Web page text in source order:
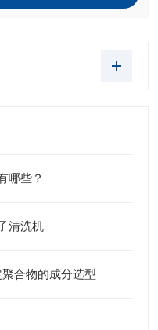
哪些？
清洗机
合物的成分选型